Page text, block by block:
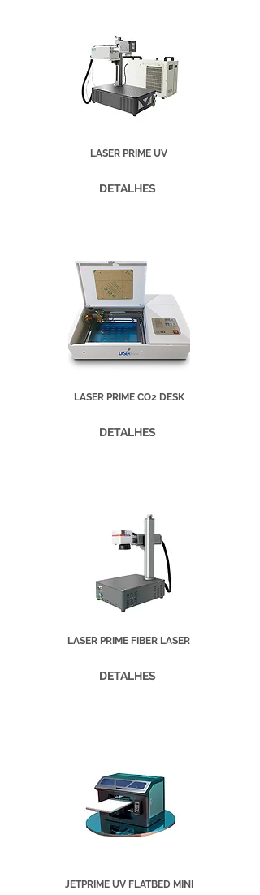
LASER PRIME UV
DETALHES
LASER PRIME CO2 DESK
DETALHES
LASER PRIME FIBER LASER
DETALHES
JETPRIME UV FLATBED MINI